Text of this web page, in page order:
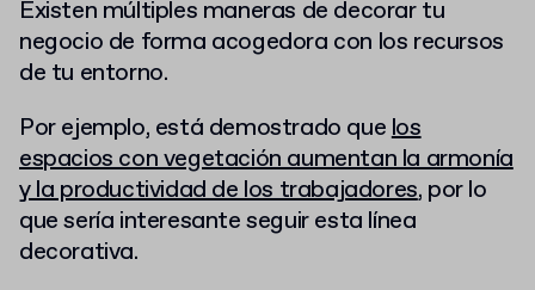
Existen múltiples maneras de decorar tu
negocio de forma acogedora con los recursos
de tu entorno.
Por ejemplo, está demostrado quelos
espacios con vegetación aumentan la armonía
y la productividad de los trabajadores, por lo
que sería interesante seguir esta línea
decorativa.